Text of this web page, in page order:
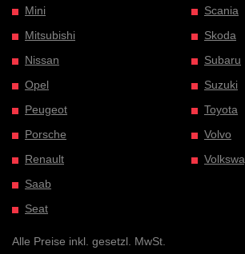
Mini
Mitsubishi
Nissan
Opel
Peugeot
Porsche
Renault
Saab
Seat
Scania
Skoda
Subaru
Suzuki
Toyota
Volvo
Alle Preise inkl. gesetzl. MwSt.